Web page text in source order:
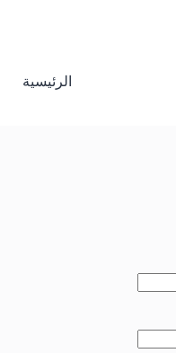
الرئيسية